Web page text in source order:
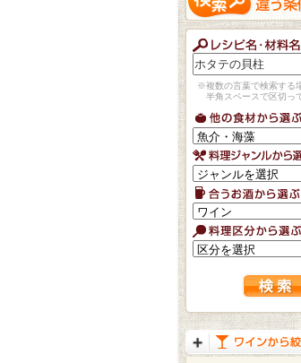
※複数の言葉で検索する
半角スペースで区切っ